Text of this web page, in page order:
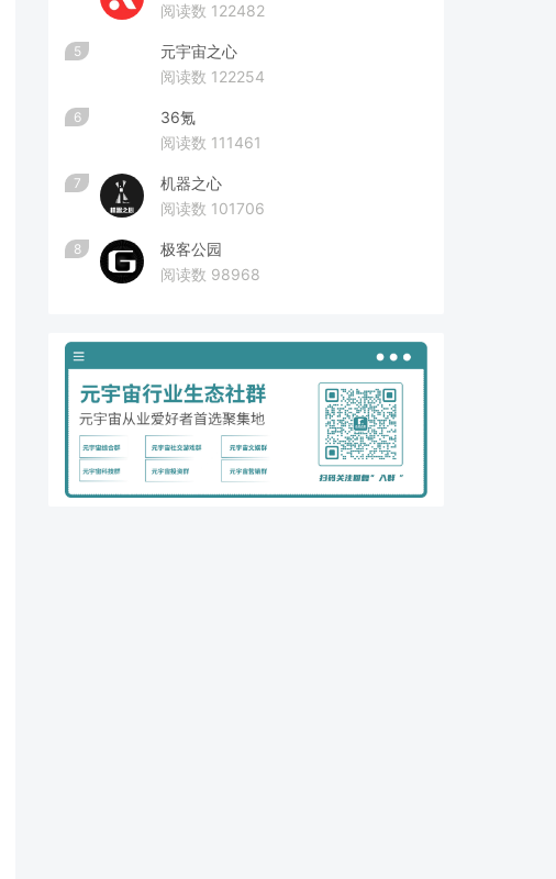
阅读数 122482
5
元宇宙之心
阅读数 122254
6
36氪
阅读数 111461
7
机器之心
阅读数 101706
8
极客公园
阅读数 98968